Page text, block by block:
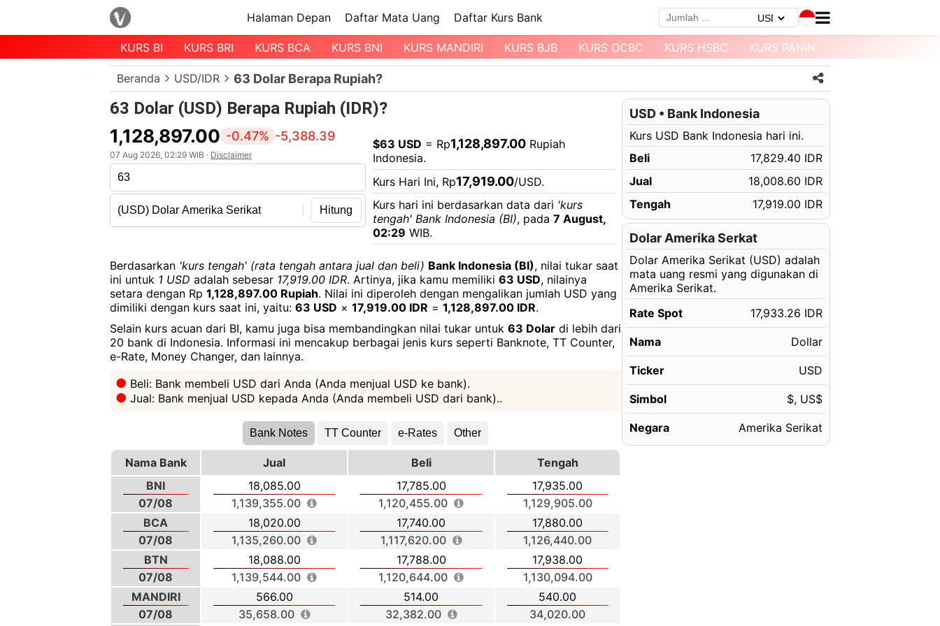
Halaman Depan Daftar Mata Uang Daftar Kurs Bank
Menu
KURS BI KURS BRI KURS BCA KURS BNI KURS MANDIRI KURS BJB KURS OCBC KURS HSBC KURS PANIN
Beranda USD/IDR 63 Dolar Berapa Rupiah?
63 Dolar (USD) Berapa Rupiah (IDR)?
1,128,897.00 -0.47% -5,388.39
07 Aug 2026, 02:29 WIB · Disclaimer
Hitung
$63 USD = Rp1,128,897.00Rupiah
Indonesia.
Kurs Hari Ini, Rp17,919.00/USD.
Kurs hari ini berdasarkan data dari 'kurs
tengah' Bank Indonesia (BI), pada 7 August,
02:29 WIB.
Berdasarkan 'kurs tengah' (rata tengah antara jual dan beli) Bank Indonesia (BI), nilai tukar saat
ini untuk 1 USD adalah sebesar 17,919.00 IDR. Artinya, jika kamu memiliki 63 USD, nilainya
setara dengan Rp 1,128,897.00 Rupiah. Nilai ini diperoleh dengan mengalikan jumlah USD yang
dimiliki dengan kurs saat ini, yaitu: 63 USD × 17,919.00 IDR = 1,128,897.00 IDR.
Selain kurs acuan dari BI, kamu juga bisa membandingkan nilai tukar untuk 63 Dolar di lebih dari
20 bank di Indonesia. Informasi ini mencakup berbagai jenis kurs seperti Banknote, TT Counter,
e-Rate, Money Changer, dan lainnya.
Beli: Bank membeli USD dari Anda (Anda menjual USD ke bank).
Jual: Bank menjual USD kepada Anda (Anda membeli USD dari bank)..
Bank Notes TT Counter e-Rates Other
Nama Bank Jual Beli
Tengah
BNI
07/08
18,085.00
1,139,355.00
17,785.00
1,120,455.00
17,935.00
1,129,905.00
BCA
07/08
18,020.00
1,135,260.00
17,740.00
1,117,620.00
17,880.00
1,126,440.00
BTN
07/08
18,088.00
1,139,544.00
17,788.00
1,120,644.00
17,938.00
1,130,094.00
MANDIRI
07/08
566.00
35,658.00
514.00
32,382.00
540.00
34,020.00
USD • Bank Indonesia
Kurs USD Bank Indonesia hari ini.
Beli
17,829.40 IDR
Jual
18,008.60 IDR
Tengah
17,919.00 IDR
Dolar Amerika Serkat
Dolar Amerika Serikat (USD) adalah
mata uang resmi yang digunakan di
Amerika Serikat.
Rate Spot
17,933.26 IDR
Nama Dollar
Ticker USD
Simbol $, US$
Negara Amerika Serikat